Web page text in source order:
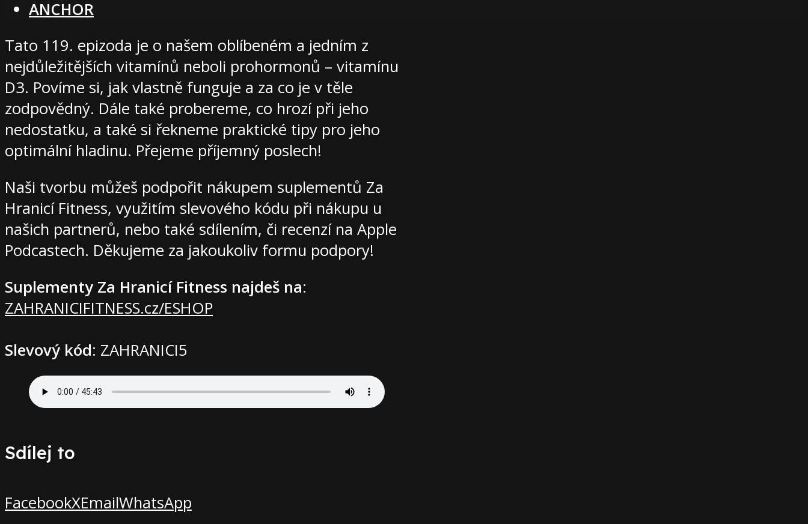
ANCHOR
Tato 119. epizoda je o našem oblíbeném a jedním z
nejdůležitějších vitamínů neboli prohormonů – vitamínu
D3. Povíme si, jak vlastně funguje a za co je v těle
zodpovědný. Dále také probereme, co hrozí při jeho
nedostatku, a také si řekneme praktické tipy pro jeho
optimální hladinu. Přejeme příjemný poslech!
Naši tvorbu můžeš podpořit nákupem suplementů Za
Hranicí Fitness, využitím slevového kódu při nákupu u
našich partnerů, nebo také sdílením, či recenzí na Apple
Podcastech. Děkujeme za jakoukoliv formu podpory!
Suplementy Za Hranicí Fitness najdeš na:
ZAHRANICIFITNESS.cz/ESHOP
Slevový kód: ZAHRANICI5
Sdílej to
FacebookXEmailWhatsApp